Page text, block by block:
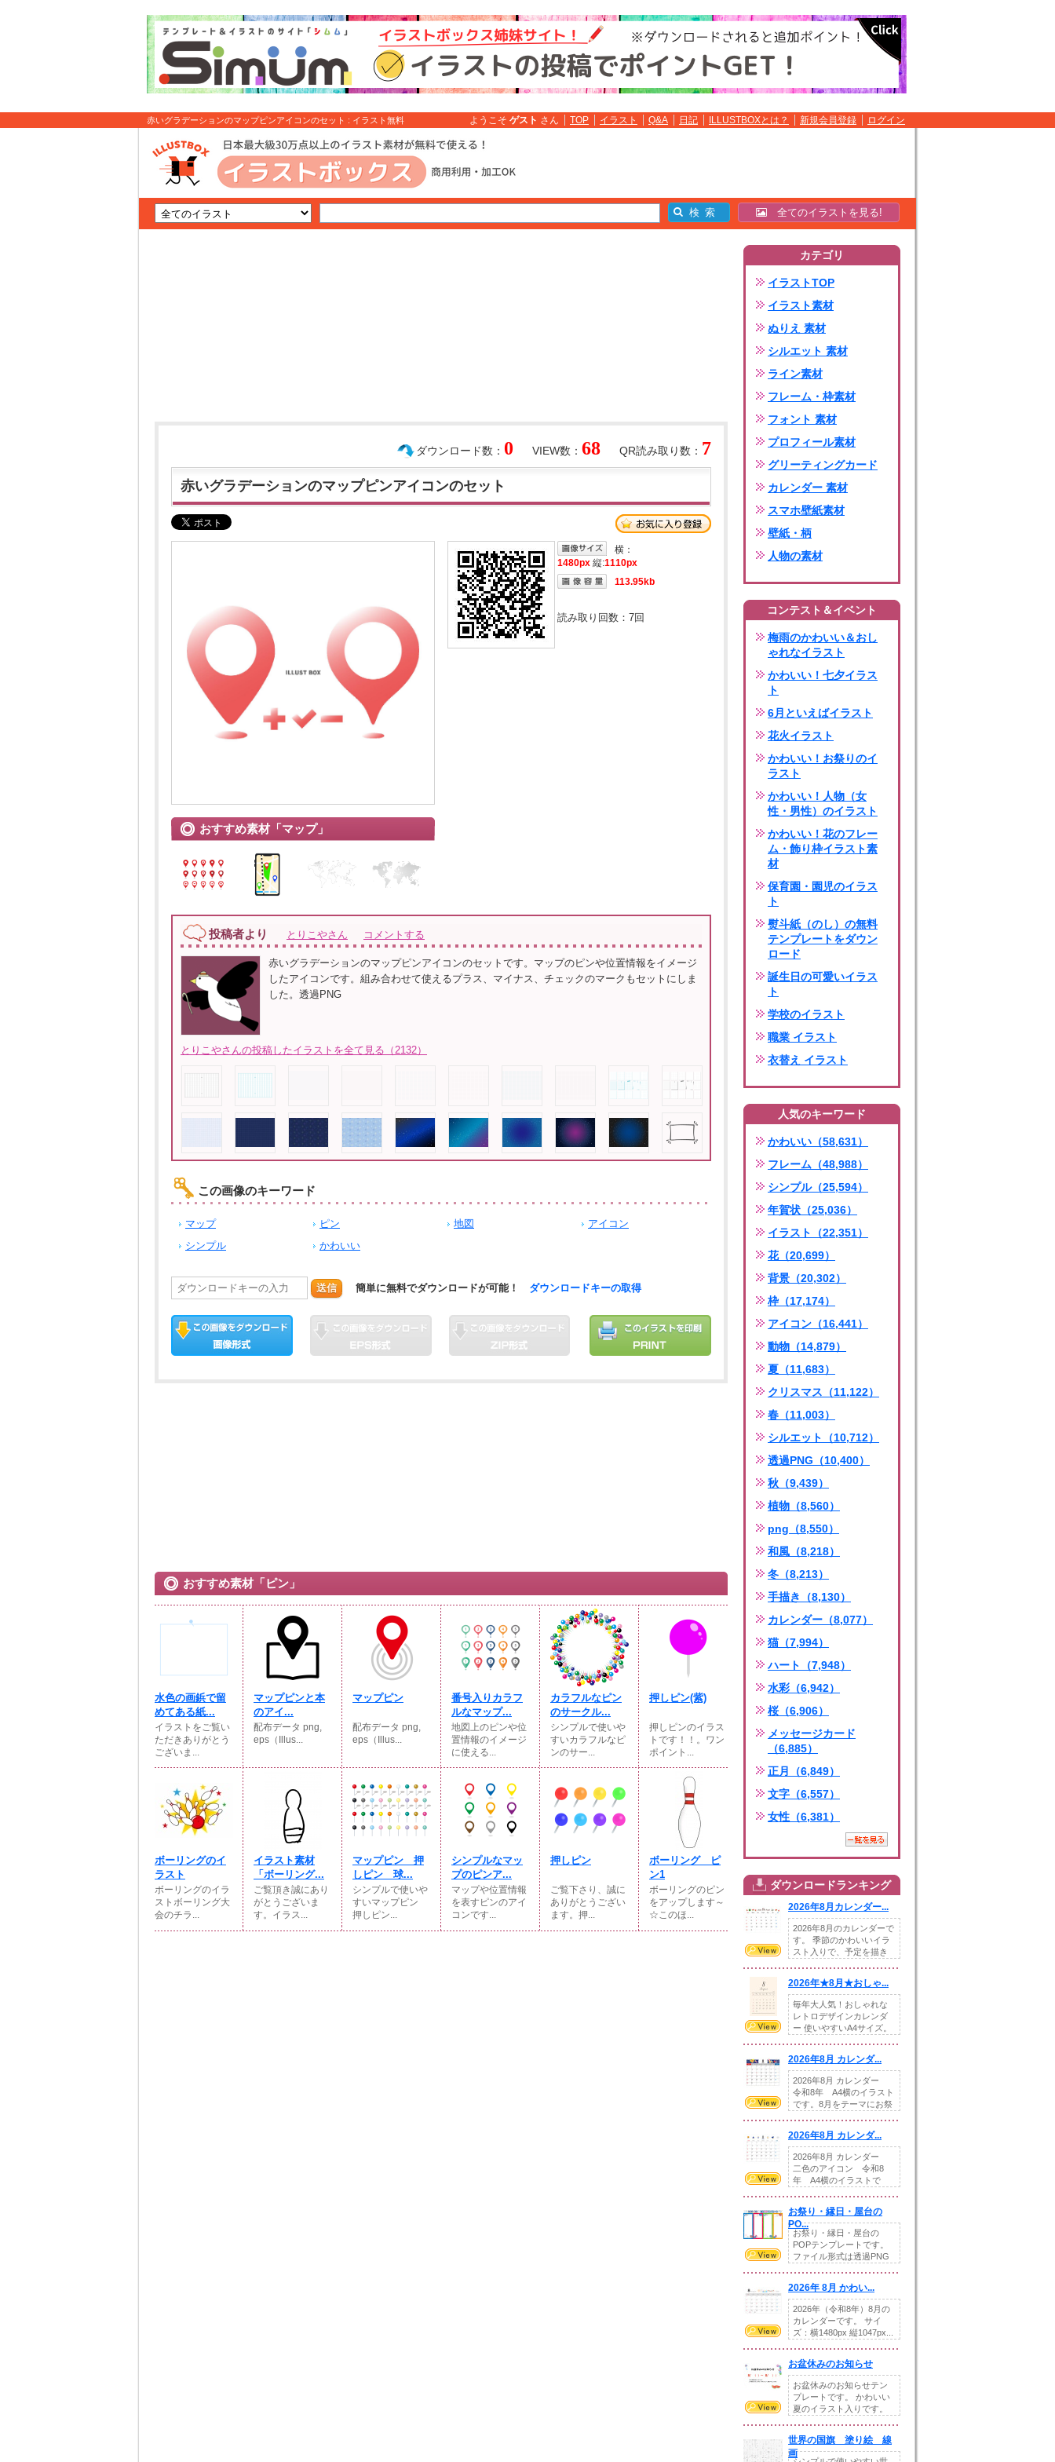
赤いグラデーションのマップピンアイコンのセット : イラスト無料 ようこそ ゲスト さん TOP イラスト Q&A 日記 ILLUSTBOXとは？ 新規会員登録 ログイン
全てのイラストを見る!
QR読み取り数： 7
VIEW数： 68
ダウンロード数： 0
赤いグラデーションのマップピンアイコンのセット
おすすめ素材「マップ」
横：
1480px 縦:1110px
113.95kb
読み取り回数： 7回
投稿者より とりこやさん コメントする
赤いグラデーションのマップピンアイコンのセットです。マップのピンや位置情報をイメージ
したアイコンです。組み合わせて使えるプラス、マイナス、チェックのマークもセットにしま
した。透過PNG
とりこやさんの投稿したイラストを全て見る（2132）
この画像のキーワード
マップ ピン 地図
アイコン
シンプル
かわいい
送信 簡単に無料でダウンロードが可能！ ダウンロードキーの取得
おすすめ素材「ピン」
水色の画鋲で留
めてある紙...
イラストをご覧い
ただきありがとう
ございま...
マップピンと本
のアイ...
配布データ png,
eps（Illus...
マップピン
配布データ png,
eps（Illus...
番号入りカラフ
ルなマップ...
地図上のピンや位
置情報のイメージ
に使える...
カラフルなピン
のサークル...
シンプルで使いや
すいカラフルなピ
ンのサー...
押しピン(紫)
押しピンのイラス
トです！！。ワン
ポイント...
ボーリングのイ
ラスト
ボーリングのイラ
ストボーリング大
会のチラ...
イラスト素材
「ボーリング...
ご覧頂き誠にあり
がとうございま
す。イラス...
マップピン 押
しピン 球...
シンプルで使いや
すいマップピン
押しピン...
シンプルなマッ
プのピンア...
マップや位置情報
を表すピンのアイ
コンです...
押しピン
ご覧下さり、誠に
ありがとうござい
ます。押...
ボーリング ピ
ン1
ボーリングのピン
をアップします～
☆このほ...
カテゴリ
イラストTOP
イラスト素材
ぬりえ 素材
シルエット 素材
ライン素材
フレーム・枠素材
フォント 素材
プロフィール素材
グリーティングカード
カレンダー 素材
スマホ壁紙素材
壁紙・柄
人物の素材
コンテスト＆イベント
梅雨のかわいい＆おし
ゃれなイラスト
かわいい！七夕イラス
ト
6月といえばイラスト
花火イラスト
かわいい！お祭りのイ
ラスト
かわいい！人物（女
性・男性）のイラスト
かわいい！花のフレー
ム・飾り枠イラスト素
材
保育園・園児のイラス
ト
熨斗紙（のし）の無料
テンプレートをダウン
ロード
誕生日の可愛いイラス
ト
学校のイラスト
職業 イラスト
衣替え イラスト
人気のキーワード
かわいい（58,631）
フレーム（48,988）
シンプル（25,594）
年賀状（25,036）
イラスト（22,351）
花（20,699）
背景（20,302）
枠（17,174）
アイコン（16,441）
動物（14,879）
夏（11,683）
クリスマス（11,122）
春（11,003）
シルエット（10,712）
透過PNG（10,400）
秋（9,439）
植物（8,560）
png（8,550）
和風（8,218）
冬（8,213）
手描き（8,130）
カレンダー（8,077）
猫（7,994）
ハート（7,948）
水彩（6,942）
桜（6,906）
メッセージカード
（6,885）
正月（6,849）
文字（6,557）
女性（6,381）
ダウンロードランキング
2026年8月カレンダー...
2026年8月のカレンダーで
す。 季節のかわいいイラ
スト入りで、予定を描き
2026年★8月★おしゃ...
毎年大人気！おしゃれな
レトロデザインカレンダ
ー 使いやすいA4サイズ。
2026年8月 カレンダ...
2026年8月 カレンダー
令和8年 A4横のイラスト
です。8月をテーマにお祭
2026年8月 カレンダ...
2026年8月 カレンダー
二色のアイコン 令和8
年 A4横のイラストで
お祭り・縁日・屋台の
PO...
お祭り・縁日・屋台の
POPテンプレートです。
ファイル形式は透過PNG
2026年 8月 かわい...
2026年（令和8年）8月の
カレンダーです。 サイ
ズ：横1480px 縦1047px...
お盆休みのお知らせ
お盆休みのお知らせテン
プレートです。 かわいい
夏のイラスト入りです。
世界の国旗 塗り絵 線
画